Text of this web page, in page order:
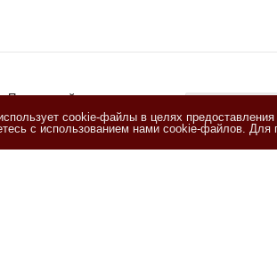
Подписывайтесь
на новости и акции
Я
cookie-файлы в целях
с использованием нами cookie-файлов.